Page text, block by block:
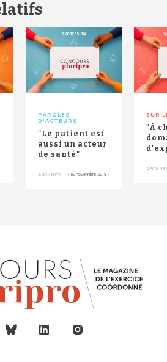
-
PAROLES
D'ACTEURS
"Le patient est
aussi un acteur
de santé"
ABONNÉS - 15 novembre 2019 -
SUR
"À
RETOUR HAUT DE PAGE